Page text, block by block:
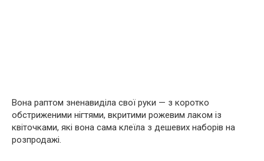
Вона раптом зненавиділа свої руки — з коротко
обстриженими нігтями, вкритими рожевим лаком із
квіточками, які вона сама клеїла з дешевих наборів на
розпродажі.